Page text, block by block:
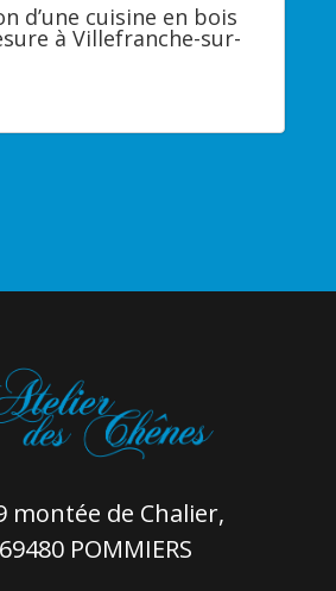
d’une cuisine en bois
à Villefranche-sur-
montée de Chalier,
69480 POMMIERS